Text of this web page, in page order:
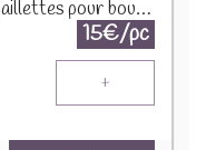
Arbre de Noël argent brillant paillettes pour bougie 1650 B 2290
15€/pc
+